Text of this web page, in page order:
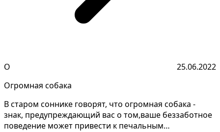
О
25.06.2022
Огромная собака
В старом соннике говорят, что огромная собака -
знак, предупреждающий вас о том,ваше беззаботное
поведение может привести к печальным